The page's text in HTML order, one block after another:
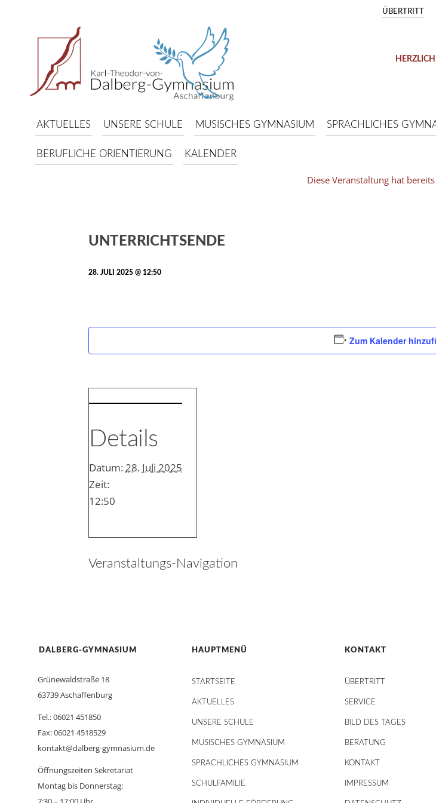
ÜBERTRITT
AKTUELLES UNSERE SCHULE MUSISCHES GYMNASIUM SPRACHLICHES
BERUFLICHE ORIENTIERUNG KALENDER
Diese Veranstaltung hat
UNTERRICHTSENDE
28. JULI 2025 @ 12:50
Zum Kalender
Details
Datum:28. Juli 2025
Zeit:
12:50
Veranstaltungs-Navigation
DALBERG-GYMNASIUM
Grünewaldstraße 18
63739 Aschaffenburg
Tel.: 06021 451850
Fax: 06021 4518529
kontakt@dalberg-gymnasium.de
Öffnungszeiten Sekretariat
Montag bis Donnerstag:
HAUPTMENÜ
STARTSEITE
AKTUELLES
UNSERE SCHULE
MUSISCHES GYMNASIUM
SPRACHLICHES GYMNASIUM
SCHULFAMILIE
KONTAKT
ÜBERTRITT
SERVICE
BILD DES TAGES
BERATUNG
KONTAKT
IMPRESSUM